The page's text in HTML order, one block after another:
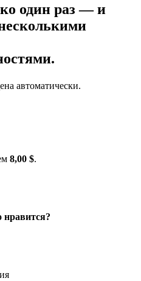
один раз — и
автоматически.
8,00 $.